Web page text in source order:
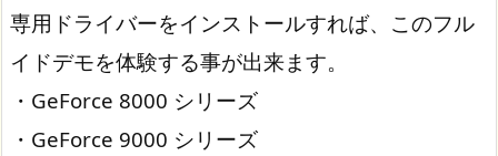
専用ドライバーをインストールすれば、このフル
イドデモを体験する事が出来ます。
・GeForce 8000 シリーズ
・GeForce 9000 シリーズ